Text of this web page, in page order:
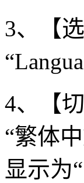
3、【
4、【
“繁体
显示为